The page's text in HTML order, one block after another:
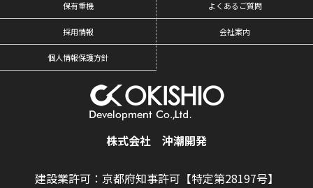
保有重機 よくあるご質問
採用情報 会社案内
個人情報保護方針
株式会社 沖潮開発
建設業許可：京都府知事許可【特定第28197号】